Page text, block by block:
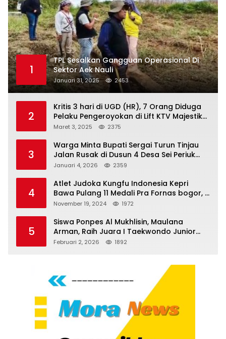
1
TPL Sesalkan Gangguan Operasional Di
Sektor Aek Nauli
Januari 31, 2025 2453
2
Kritis 3 hari di UGD (HR), 7 Orang Diduga
Pelaku Pengeroyokan di Lift KTV Majestik
Melenggang Bebas, Kantor Hukum JAP
Tanjungpinang
Maret 3, 2025 2375
3
Warga Minta Bupati Sergai Turun Tinjau
Jalan Rusak di Dusun 4 Desa Sei Periuk
Serdang Bedagai
Januari 4, 2026 2359
4
Atlet Judoka Kungfu Indonesia Kepri
Bawa Pulang 11 Medali Pra Fornas bogor, 3
Emas dan 8 Perunggu.
November 19, 2024 1972
5
Siswa Ponpes Al Mukhlisin, Maulana
Arman, Raih Juara I Taekwondo Junior
Putra di Riau National Championship 2026
Februari 2, 2026 1892